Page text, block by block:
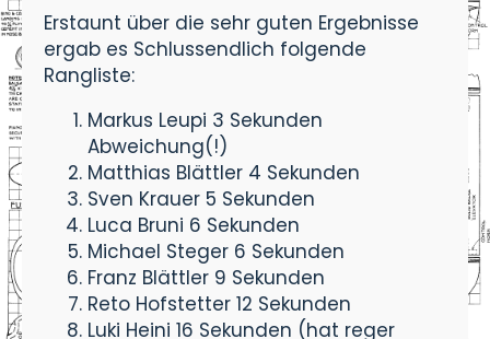
Erstaunt über die sehr guten Ergebnisse
ergab es Schlussendlich folgende
Rangliste:
Markus Leupi 3 Sekunden
Abweichung(!)
Matthias Blättler 4 Sekunden
Sven Krauer 5 Sekunden
Luca Bruni 6 Sekunden
Michael Steger 6 Sekunden
Franz Blättler 9 Sekunden
Reto Hofstetter 12 Sekunden
Luki Heini 16 Sekunden (hat reger